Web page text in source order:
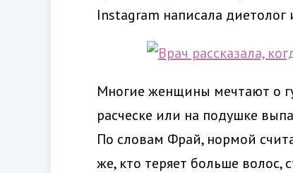
Instagram написала
Многие женщины мечтают о
расческе или на подушке
По словам Фрай, нормой
же, кто теряет больше волос,